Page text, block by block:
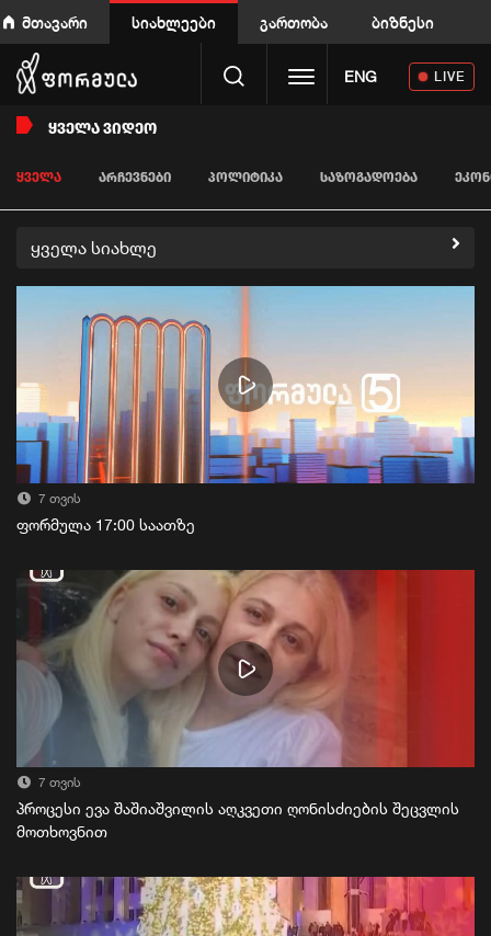
მთავარი სიახლეები გართობა ბიზნესი
Toggle navigation
ENG LIVE
ᲧᲕᲔᲚᲐ ᲕᲘᲓᲔᲝ
ᲧᲕᲔᲚᲐ ᲐᲠᲩᲔᲕᲜᲔᲑᲘ ᲞᲝᲚᲘᲢᲘᲙᲐ ᲡᲐᲖᲝᲒᲐᲓᲝᲔᲑᲐ
ყველა სიახლე
7 თვის
ფორმულა 17:00 საათზე
7 თვის
პროცესი ევა შაშიაშვილის აღკვეთი ღონისძიების შეცვლის
მოთხოვნით